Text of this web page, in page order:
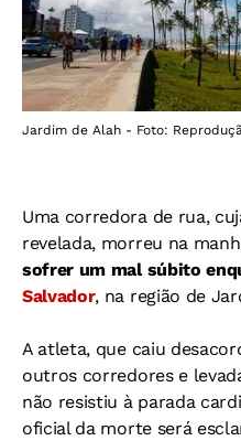
Jardim de Alah - Foto:
Uma corredora de rua,
revelada, morreu na
sofrer um mal súbito
Salvador, na região de
A atleta, que caiu
outros corredores e
não resistiu à parada
oficial da morte será